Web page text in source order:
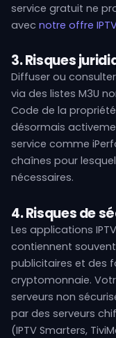
service gratuit ne
avec notre offre
3. Risques
Diffuser ou
via des listes M3U
Code de la
désormais
service comme
chaînes pour
nécessaires.
4. Risques de
Les applications
contiennent
publicitaires et des
cryptomonnaie.
serveurs non
par des serveurs
(IPTV Smarters,